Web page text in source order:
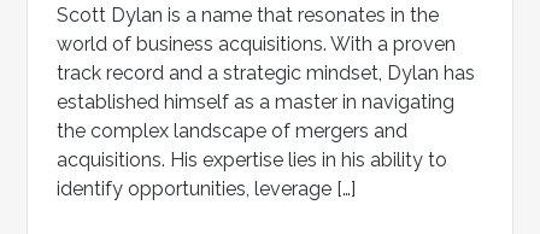
Scott Dylan is a name that resonates in the
world of business acquisitions. With a proven
track record and a strategic mindset, Dylan has
established himself as a master in navigating
the complex landscape of mergers and
acquisitions. His expertise lies in his ability to
identify opportunities, leverage […]